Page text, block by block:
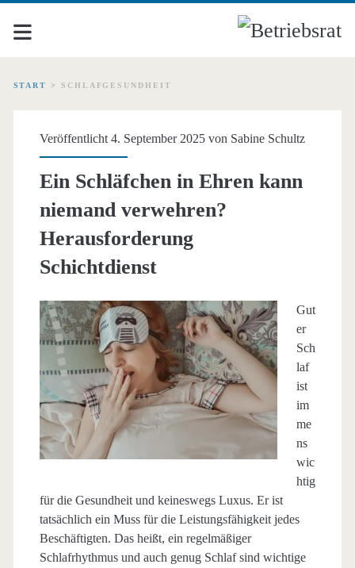
START > SCHLAFGESUNDHEIT
Schlagwort:
Veröffentlicht 4. September 2025 von Sabine Schultz
Ein Schläfchen in Ehren kann
niemand verwehren?
Herausforderung
Schichtdienst
Gut
er
Sch
laf
ist
im
me
ns
wic
htig
für die Gesundheit und keineswegs Luxus. Er ist
tatsächlich ein Muss für die Leistungsfähigkeit jedes
Beschäftigten. Das heißt, ein regelmäßiger
Schlafrhythmus und auch genug Schlaf sind wichtige